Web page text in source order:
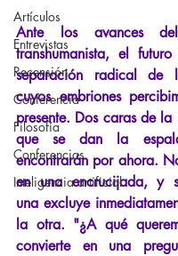
Artículos
Entrevistas
Recensión
Conferencia
Filosofía
Conferencias
Inteligencia artificial
Ante los avances del
transhumanista, el
separación radical de
cuyos embriones
presente. Dos caras de la
que se dan la
encontrarán por ahora.
en una encrucijada, y
una excluye
la otra. "¿A qué
convierte en una